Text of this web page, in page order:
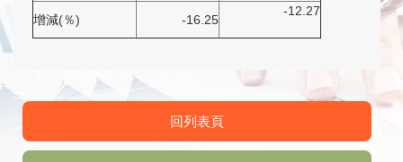
增減(％)
-16.25
-12.27
回列表頁